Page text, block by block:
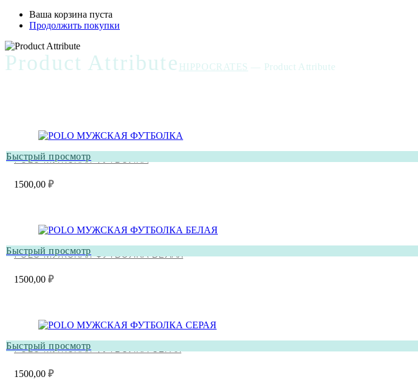
Ваша корзина пуста
Продолжить покупки
Product Attribute HIPPOCRATES — Product Attribute
Быстрый просмотр
POLO МУЖСКАЯ ФУТБОЛКА
1500,00 ₽
Быстрый просмотр
POLO МУЖСКАЯ ФУТБОЛКА БЕЛАЯ
1500,00 ₽
Быстрый просмотр
POLO МУЖСКАЯ ФУТБОЛКА СЕРАЯ
1500,00 ₽